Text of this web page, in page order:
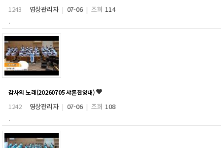
1243 영상관리자 | 07-06 | 조회 114
.
감사의 노래(20260705 샤론찬양대)
1242 영상관리자 | 07-06 | 조회 108
.